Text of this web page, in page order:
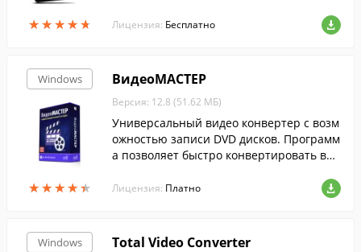
★★★★★
★★★★★ Лицензия: Бесплатно
Windows
★★★★★
★★★★★
ВидеоМАСТЕР
Версия: 12.8 (51.62 МБ)
Универсальный видео конвертер с возм
ожностью записи DVD дисков. Программ
а позволяет быстро конвертировать вид
окого разрешения и онлайн-видео.
Лицензия: Платно
Windows Total Video Converter